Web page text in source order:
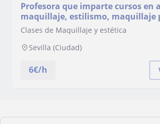
Profesora que imparte cursos en
maquillaje, estilismo, maquillaje
audiovisuales... Sevilla o Huelva
Clases de Maquillaje y estética
Sevilla (Ciudad)
6€/h